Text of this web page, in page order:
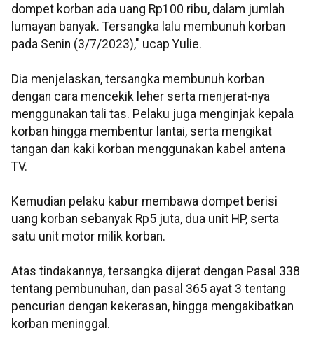
dompet korban ada uang Rp100 ribu, dalam jumlah
lumayan banyak. Tersangka lalu membunuh korban
pada Senin (3/7/2023)," ucap Yulie.
Dia menjelaskan, tersangka membunuh korban
dengan cara mencekik leher serta menjerat-nya
menggunakan tali tas. Pelaku juga menginjak kepala
korban hingga membentur lantai, serta mengikat
tangan dan kaki korban menggunakan kabel antena
TV.
Kemudian pelaku kabur membawa dompet berisi
uang korban sebanyak Rp5 juta, dua unit HP, serta
satu unit motor milik korban.
Atas tindakannya, tersangka dijerat dengan Pasal 338
tentang pembunuhan, dan pasal 365 ayat 3 tentang
pencurian dengan kekerasan, hingga mengakibatkan
korban meninggal.